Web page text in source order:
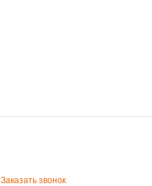
Заказать звонок